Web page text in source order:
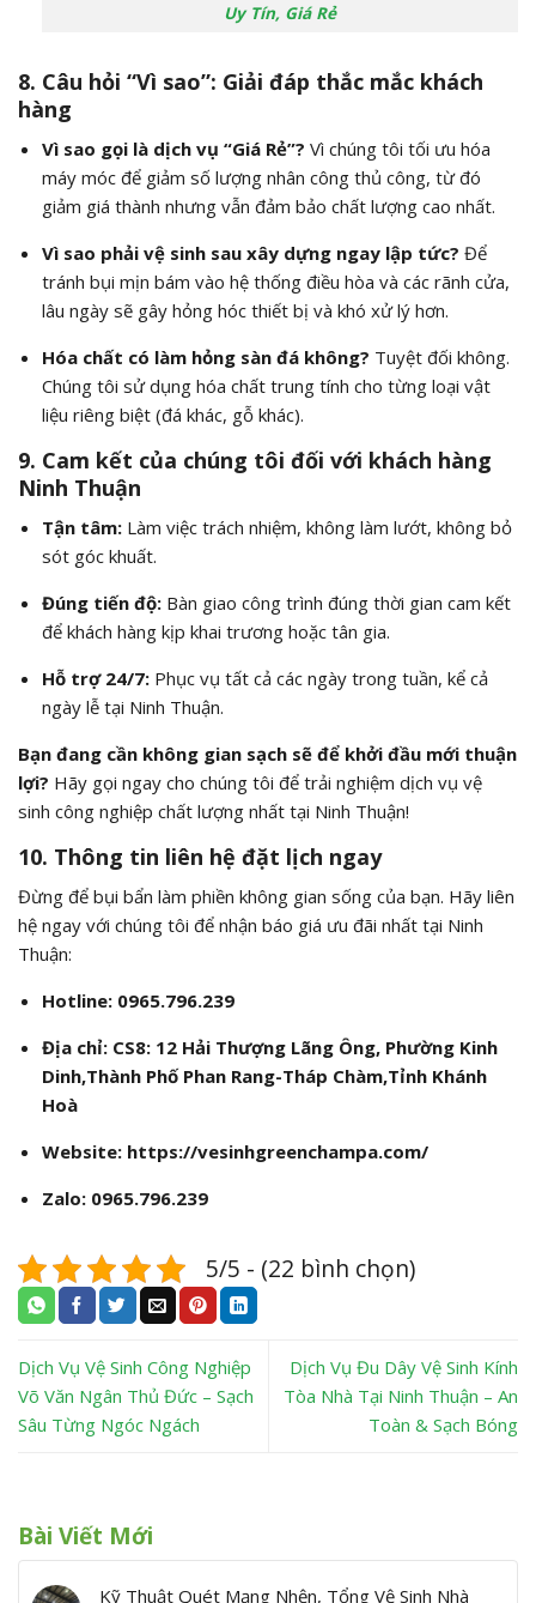
Uy Tín, Giá Rẻ
8. Câu hỏi “Vì sao”: Giải đáp thắc mắc khách
hàng
Vì sao gọi là dịch vụ “Giá Rẻ”? Vì chúng tôi tối ưu hóa
máy móc để giảm số lượng nhân công thủ công, từ đó
giảm giá thành nhưng vẫn đảm bảo chất lượng cao nhất.
Vì sao phải vệ sinh sau xây dựng ngay lập tức? Để
tránh bụi mịn bám vào hệ thống điều hòa và các rãnh cửa,
lâu ngày sẽ gây hỏng hóc thiết bị và khó xử lý hơn.
Hóa chất có làm hỏng sàn đá không? Tuyệt đối không.
Chúng tôi sử dụng hóa chất trung tính cho từng loại vật
liệu riêng biệt (đá khác, gỗ khác).
9. Cam kết của chúng tôi đối với khách hàng
Ninh Thuận
Tận tâm:Làm việc trách nhiệm, không làm lướt, không bỏ
sót góc khuất.
Đúng tiến độ:Bàn giao công trình đúng thời gian cam kết
để khách hàng kịp khai trương hoặc tân gia.
Hỗ trợ 24/7:Phục vụ tất cả các ngày trong tuần, kể cả
ngày lễ tại Ninh Thuận.
Bạn đang cần không gian sạch sẽ để khởi đầu mới thuận
lợi? Hãy gọi ngay cho chúng tôi để trải nghiệm dịch vụ vệ
sinh công nghiệp chất lượng nhất tại Ninh Thuận!
10. Thông tin liên hệ đặt lịch ngay
Đừng để bụi bẩn làm phiền không gian sống của bạn. Hãy liên
hệ ngay với chúng tôi để nhận báo giá ưu đãi nhất tại Ninh
Thuận:
Hotline: 0965.796.239
Địa chỉ: CS8: 12 Hải Thượng Lãng Ông, Phường Kinh
Dinh,Thành Phố Phan Rang-Tháp Chàm,Tỉnh Khánh
Hoà
Website: https://vesinhgreenchampa.com/
Zalo: 0965.796.239
5/5 - (22 bình chọn)
Dịch Vụ Vệ Sinh Công Nghiệp
Võ Văn Ngân Thủ Đức – Sạch
Sâu Từng Ngóc Ngách
Dịch Vụ Đu Dây Vệ Sinh Kính
Tòa Nhà Tại Ninh Thuận – An
Toàn & Sạch Bóng
Bài Viết Mới
Kỹ Thuật Quét Mạng Nhện, Tổng Vệ Sinh Nhà